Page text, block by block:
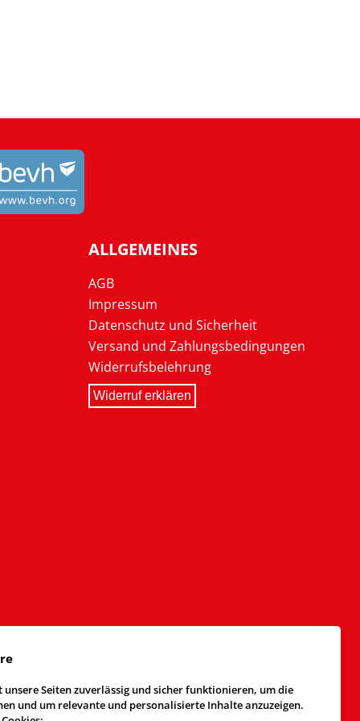
ALLGEMEINES
AGB
Impressum
Datenschutz und Sicherheit
Versand und Zahlungsbedingungen
Widerrufsbelehrung
Widerruf erklären
Seiten zuverlässig und sicher funktionieren, um die
und um relevante und personalisierte Inhalte anzuzeigen.